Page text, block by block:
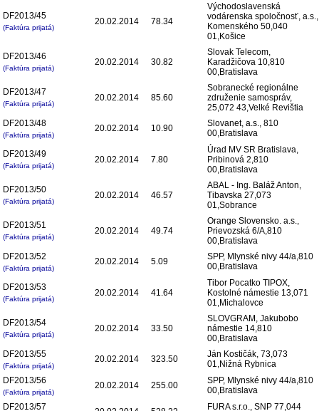
DF2013/45
(Faktúra prijatá)
20.02.2014 78.34
Východoslavenská
vodárenska spoločnosť, a.s.,
Komenského 50,040
01,Košice
DF2013/46
(Faktúra prijatá)
20.02.2014 30.82
Slovak Telecom,
Karadžičova 10,810
00,Bratislava
DF2013/47
(Faktúra prijatá)
20.02.2014 85.60
Sobranecké regionálne
združenie samospráv,
25,072 43,Velké Revištia
DF2013/48
(Faktúra prijatá)
20.02.2014 10.90
Slovanet, a.s., 810
00,Bratislava
DF2013/49
(Faktúra prijatá)
20.02.2014 7.80
Úrad MV SR Bratislava,
Pribinová 2,810
00,Bratislava
DF2013/50
(Faktúra prijatá)
20.02.2014 46.57
ABAL - Ing. Baláž Anton,
Tibavska 27,073
01,Sobrance
DF2013/51
(Faktúra prijatá)
20.02.2014 49.74
Orange Slovensko. a.s.,
Prievozská 6/A,810
00,Bratislava
DF2013/52
(Faktúra prijatá)
20.02.2014 5.09
SPP, Mlynské nivy 44/a,810
00,Bratislava
DF2013/53
(Faktúra prijatá)
20.02.2014 41.64
Tibor Pocatko TIPOX,
Kostolné námestie 13,071
01,Michalovce
DF2013/54
(Faktúra prijatá)
20.02.2014 33.50
SLOVGRAM, Jakubobo
námestie 14,810
00,Bratislava
DF2013/55
(Faktúra prijatá)
20.02.2014 323.50
Ján Kostičák, 73,073
01,Nižná Rybnica
DF2013/56
(Faktúra prijatá)
20.02.2014 255.00
SPP, Mlynské nivy 44/a,810
00,Bratislava
DF2013/57
FURA s.r.o., SNP 77,044